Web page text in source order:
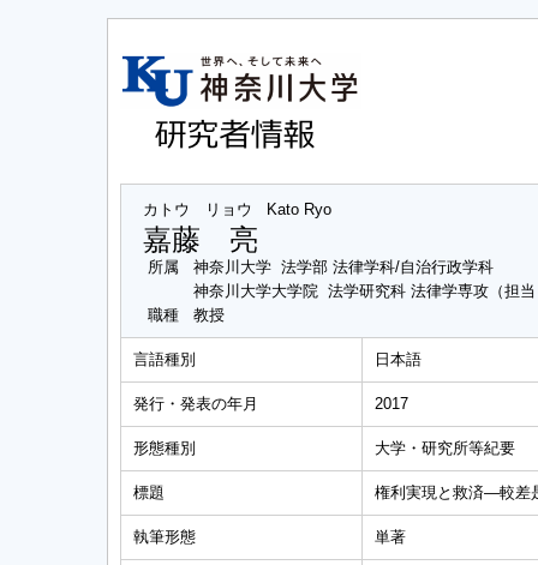
カトウ リョウ Kato Ryo
嘉藤 亮
所属
神奈川大学 法学部 法律学科/自治行政学科
神奈川大学大学院 法学研究科 法律学専攻（担
職種
教授
言語種別 日本語
発行・発表の年月 2017
形態種別 大学・研究所等紀要
標題 権利実現と救済―較差
執筆形態 単著